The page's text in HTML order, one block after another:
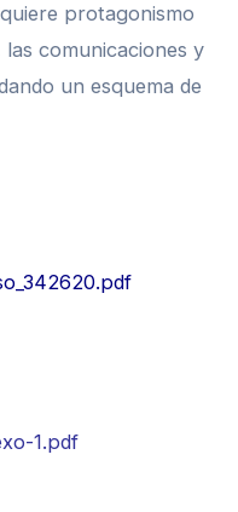
protagonismo
comunicaciones y
un esquema de
1.pdf